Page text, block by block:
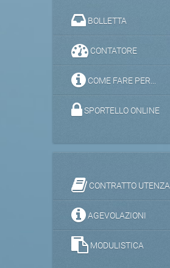
BOLLETTA
CONTATORE
COME FARE PER...
SPORTELLO ONLINE
CONTRATTO UTENZA
AGEVOLAZIONI
MODULISTICA